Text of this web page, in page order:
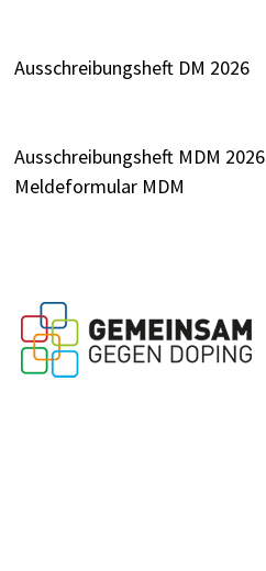
Ausschreibungsheft DM 2026
Ausschreibungsheft MDM 2026
Meldeformular MDM